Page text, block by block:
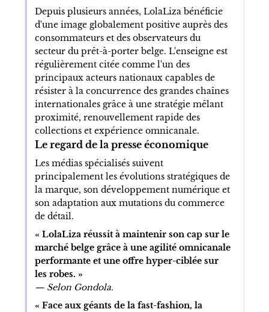
Depuis plusieurs années, LolaLiza bénéficie
d'une image globalement positive auprès des
consommateurs et des observateurs du
secteur du prêt-à-porter belge. L'enseigne est
régulièrement citée comme l'un des
principaux acteurs nationaux capables de
résister à la concurrence des grandes chaînes
internationales grâce à une stratégie mêlant
proximité, renouvellement rapide des
collections et expérience omnicanale.
Le regard de la presse économique
Les médias spécialisés suivent
principalement les évolutions stratégiques de
la marque, son développement numérique et
son adaptation aux mutations du commerce
de détail.
« LolaLiza réussit à maintenir son cap sur le
marché belge grâce à une agilité omnicanale
performante et une offre hyper-ciblée sur
les robes. »
— Selon Gondola.
« Face aux géants de la fast-fashion, la